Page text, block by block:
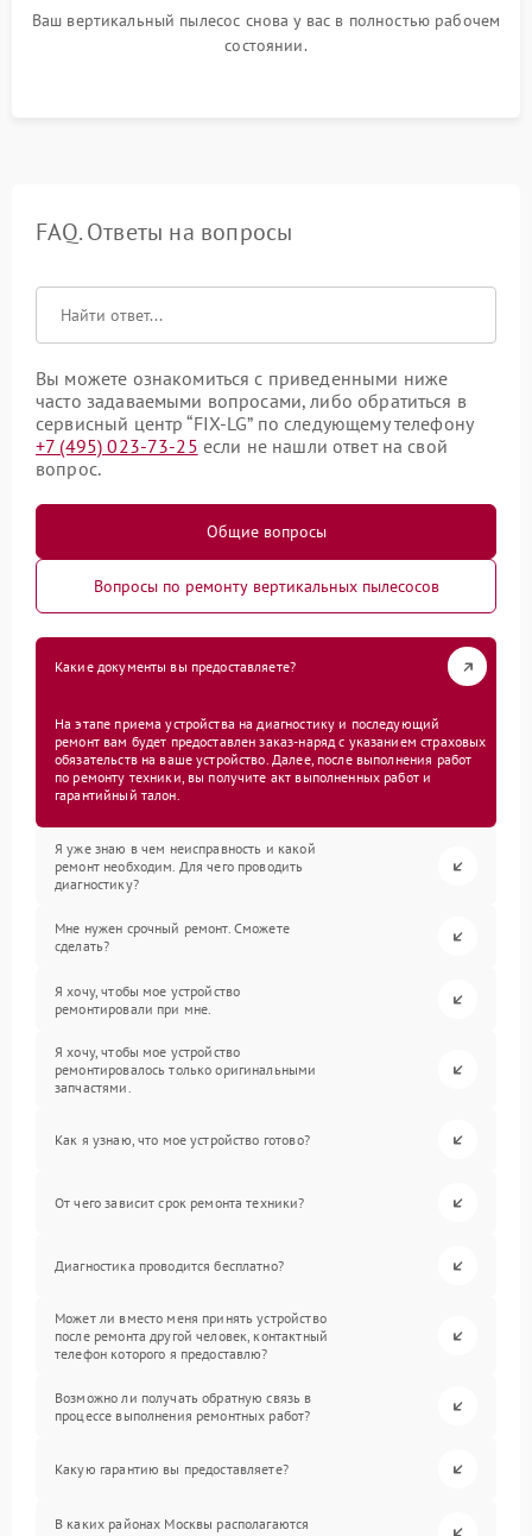
Ваш вертикальный пылесос снова у вас в полностью рабочем
состоянии.
FAQ. Ответы на вопросы
Вы можете ознакомиться с приведенными ниже
часто задаваемыми вопросами, либо обратиться в
сервисный центр “FIX-LG” по следующему телефону
+7 (495) 023-73-25 если не нашли ответ на свой
вопрос.
Общие вопросы
Вопросы по ремонту вертикальных пылесосов
Какие документы вы предоставляете?
На этапе приема устройства на диагностику и последующий
ремонт вам будет предоставлен заказ-наряд с указанием страховых
обязательств на ваше устройство. Далее, после выполнения работ
по ремонту техники, вы получите акт выполненных работ и
гарантийный талон.
Я уже знаю в чем неисправность и какой
ремонт необходим. Для чего проводить
диагностику?
Мне нужен срочный ремонт. Сможете
сделать?
Я хочу, чтобы мое устройство
ремонтировали при мне.
Я хочу, чтобы мое устройство
ремонтировалось только оригинальными
запчастями.
Как я узнаю, что мое устройство готово?
От чего зависит срок ремонта техники?
Диагностика проводится бесплатно?
Может ли вместо меня принять устройство
после ремонта другой человек, контактный
телефон которого я предоставлю?
Возможно ли получать обратную связь в
процессе выполнения ремонтных работ?
Какую гарантию вы предоставляете?
В каких районах Москвы располагаются